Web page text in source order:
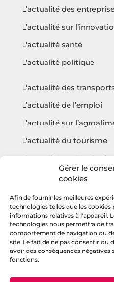
Gérer le
cookies
Afin de fournir les meilleures
technologies telles que les
informations relatives à l'appareil.
technologies nous permettra de
comportement de navigation ou
site. Le fait de ne pas consentir ou
avoir des conséquences négatives
fonctions.
L’actualité des
L’actualité sur
L’actualité santé
L’actualité politique
L’actualité des transports
L’actualité de l’emploi
L’actualité sur
L’actualité du tourisme
L’actualité sur l’écologie
Questions fréquentes
Contact
Agencehv
Rejoignez la